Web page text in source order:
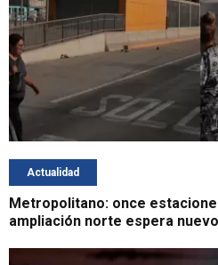
Actualidad
Metropolitano: once
ampliación norte espera